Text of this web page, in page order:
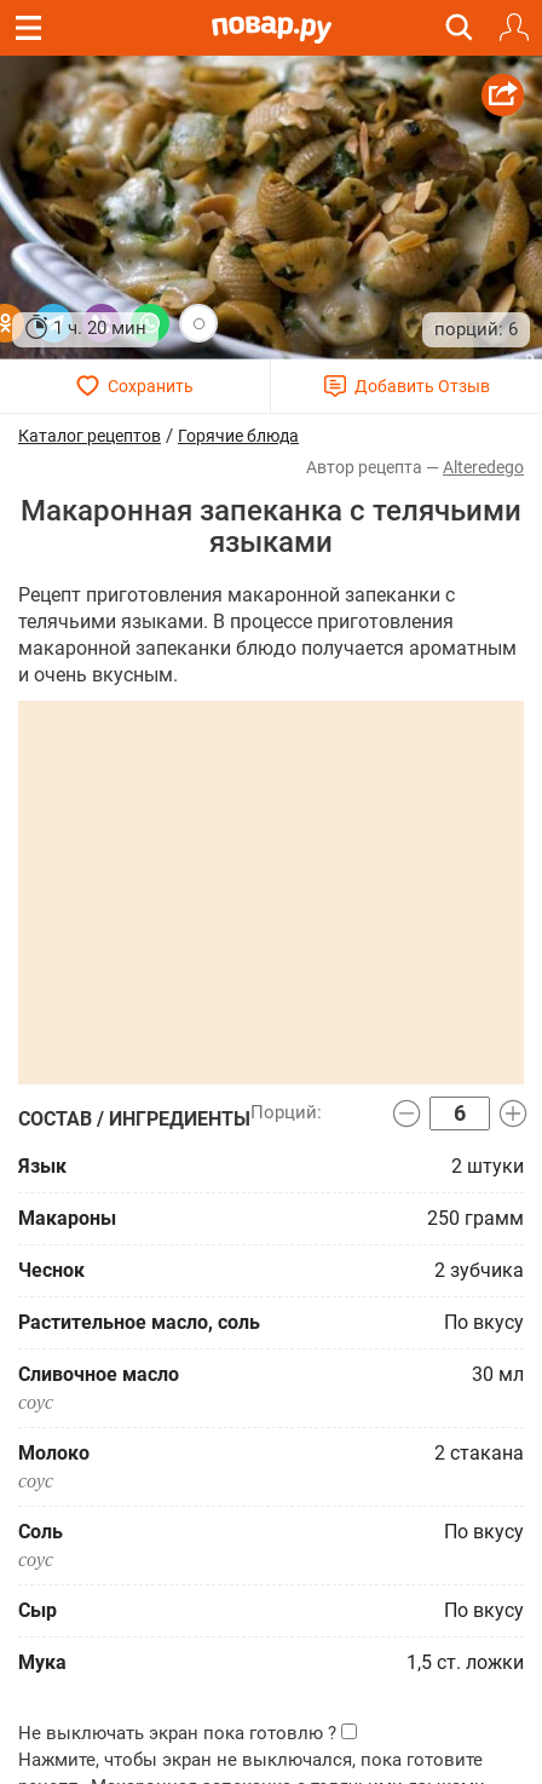
1 ч. 20 мин 6
Каталог рецептов / Горячие блюда
Alteredego
Макаронная запеканка с телячьими
языками
Рецепт приготовления макаронной запеканки с
телячьими языками. В процессе приготовления
макаронной запеканки блюдо получается ароматным
и очень вкусным.
СОСТАВ / ИНГРЕДИЕНТЫ
Язык 2 штуки
Макароны 250 грамм
Чеснок 2 зубчика
Растительное масло, соль По вкусу
Сливочное масло 30 мл
соус
Молоко 2 стакана
соус
Соль По вкусу
соус
Сыр По вкусу
Мука 1,5 ст. ложки